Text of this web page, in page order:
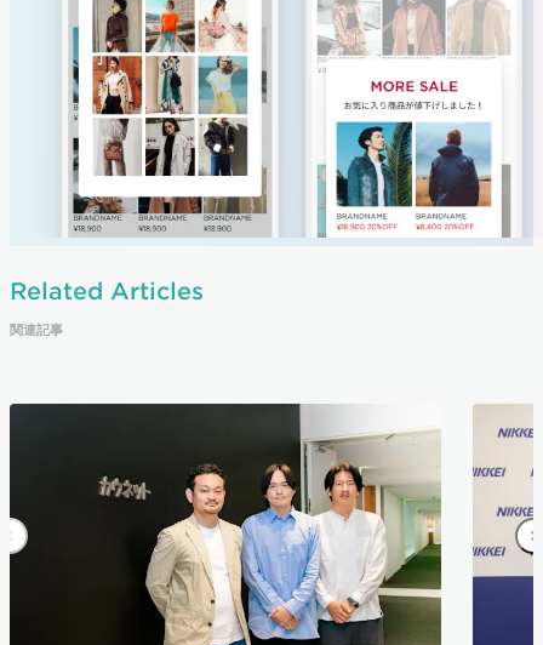
Related Articles
関連記事